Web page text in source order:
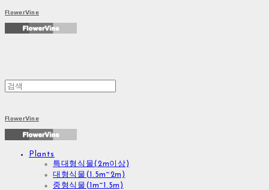
FlowerVine
FlowerVine
Plants
특대형식물(2m이상)
대형식물(1.5m~2m)
중형식물(1m~1.5m)